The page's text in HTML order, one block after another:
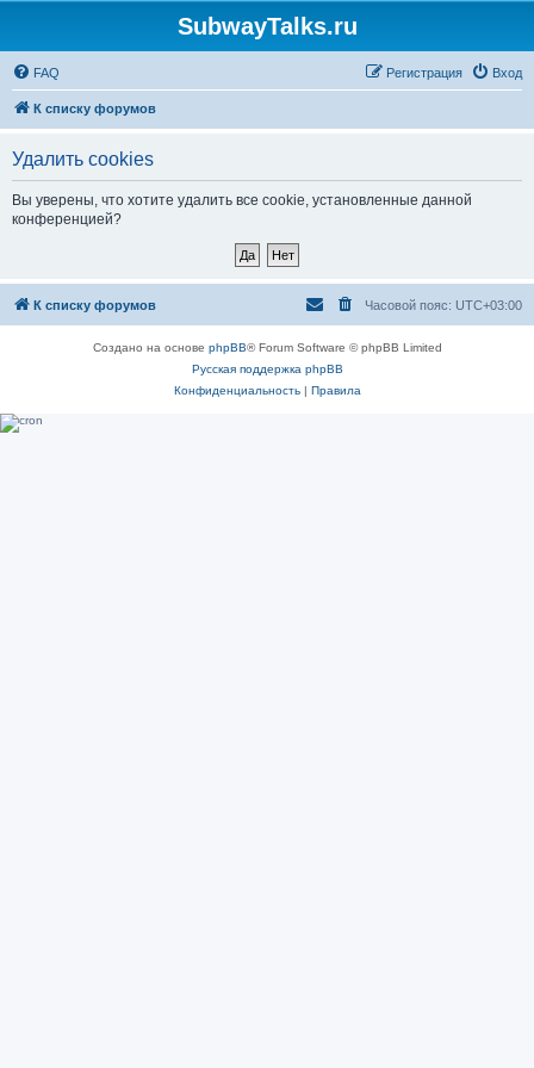
SubwayTalks.ru
FAQ Вход
Регистрация
К списку форумов
Удалить cookies
Вы уверены, что хотите удалить все cookie, установленные данной
конференцией?
К списку форумов Часовой пояс: UTC+03:00
Создано на основе phpBB® Forum Software © phpBB Limited
Русская поддержка phpBB
Конфиденциальность| Правила